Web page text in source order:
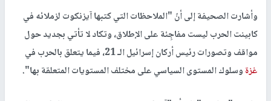
وأشارت الصحيفة إلى أنّ "الملاحظات التي كتبها آيزنكوت لزملائه في
كابينت الحرب ليست مفاجِئة على الإطلاق، وتكاد لا تأتي بجديد حول
مواقف وتصورات رئيس أركان إسرائيل الـ 21، فيما يتعلق بالحرب في
غزةوسلوك المستوى السياسي على مختلف المستويات المتعلقة بها".